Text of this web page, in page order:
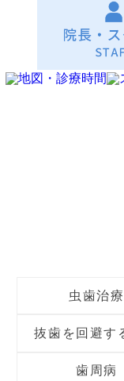
虫歯治療
抜歯を回避す
歯周病